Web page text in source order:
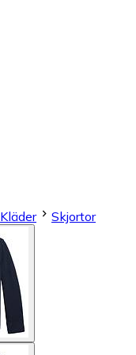
Kläder Skjortor